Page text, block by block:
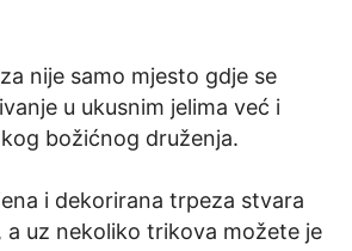
nije samo mjesto gdje se
u ukusnim jelima već i
božićnog druženja.
i dekorirana trpeza stvara
uz nekoliko trikova možete je